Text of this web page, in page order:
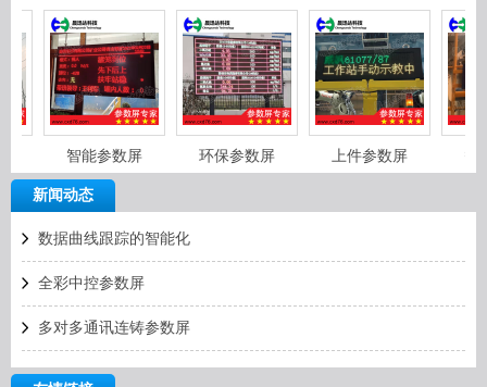
智能参数屏 环保参数屏 上件参数屏
新闻动态
数据曲线跟踪的智能化
全彩中控参数屏
多对多通讯连铸参数屏